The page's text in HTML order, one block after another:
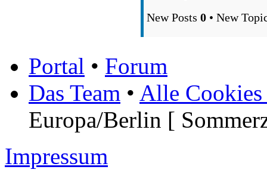
New Posts 0 • New
Portal • Forum
Das Team • Alle Cookies
Europa/Berlin [
Impressum